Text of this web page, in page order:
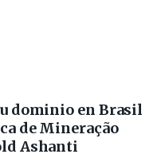
dominio en Brasil
de Mineração
Ashanti